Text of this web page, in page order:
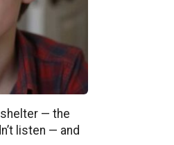
— the
listen — and